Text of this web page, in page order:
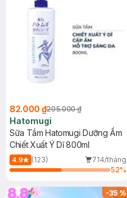
82.000 ₫205.000 ₫
Hatomugi
Sữa Tắm Hatomugi Dưỡng Ẩm
Chiết Xuất Ý Dĩ 800ml
4.9 (123)
714/tháng
52%
-35%